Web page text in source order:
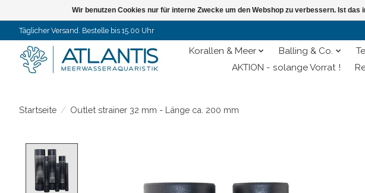
Täglicher Versand. Bestelle bis 15.00 Uhr
Korallen & Meer Balling & Co.
AKTION - solange Vorrat !
Startseite / Outlet strainer 32 mm - Länge ca. 200 mm
Wir benutzen Cookies nur für interne Zwecke um den Webshop zu verbessern. Ist das